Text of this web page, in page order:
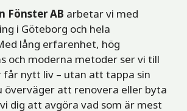
Fönster AB arbetar vi med
i Göteborg och hela
lång erfarenhet, hög
och moderna metoder ser vi till
nytt liv – utan att tappa sin
överväger att renovera eller byta
dig att avgöra vad som är mest